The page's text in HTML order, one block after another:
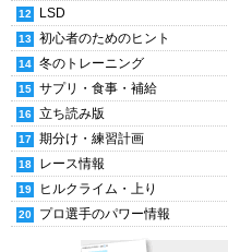
LSD
初心者のためのヒント
冬のトレーニング
サプリ・食事・補給
立ち読み版
期分け・練習計画
レース情報
ヒルクライム・上り
プロ選手のパワー情報